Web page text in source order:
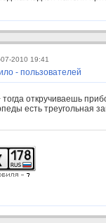
2010 19:41
- пользователей
тогда откручиваешь
есть треугольная